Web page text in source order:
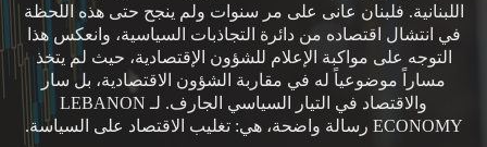
اللبنانية. فلبنان عانى على مر سنوات ولم ينجح حتى هذه اللحظة
في انتشال اقتصاده من دائرة التجاذبات السياسية، وانعكس هذا
التوجه على مواكبة الإعلام للشؤون الإقتصادية، حيث لم يتخذ
مساراً موضوعياً له في مقاربة الشؤون الاقتصادية، بل سار
والاقتصاد في التيار السياسي الجارف. لـ LEBANON
ECONOMY رسالة واضحة، هي: تغليب الاقتصاد على السياسة.